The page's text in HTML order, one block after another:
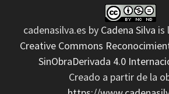
cadenasilva.es by Cadena Silva is
Creative Commons
SinObraDerivada 4.0
Creado a partir de la